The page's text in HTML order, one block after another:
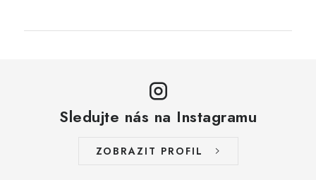
Sledujte nás na Instagramu
ZOBRAZIT PROFIL